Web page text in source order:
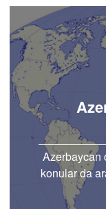
Azerbaycan
konular da